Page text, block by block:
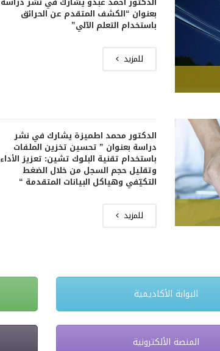
بعنوان “الكشف المتقدم عن الحرائق
باستخدام التعلم الآلي”
للمزيد
الدكتور محمد اطميزة يشارك في نشر
دراسة بعنوان ” تحسين تخزين الملفات
باستخدام تقنية البلوك تشين: تعزيز الأداء
وتقليل حجم السجل من خلال الضغط
التكيّفي وهياكل البيانات المتقدمة “
للمزيد
البوابة الأكاديمية
المنصة الألكترونية